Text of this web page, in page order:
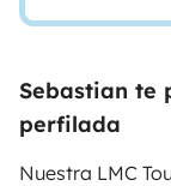
Sebastian te
perfilada
Nuestra LMC